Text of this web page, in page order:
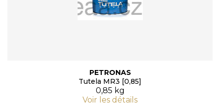
PETRONAS
Tutela MR3 [0,85]
0,85 kg
Voir les détails